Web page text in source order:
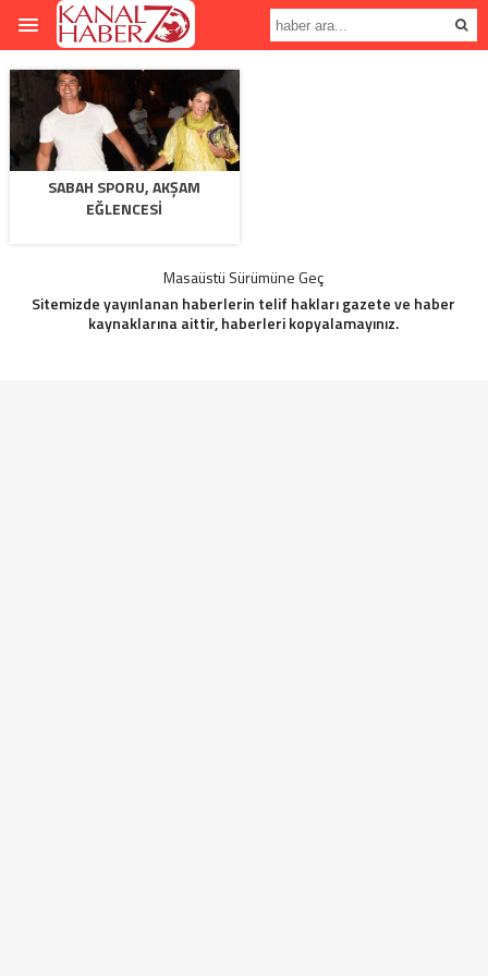
SABAH SPORU, AKŞAM
EĞLENCESI
Masaüstü Sürümüne Geç
Sitemizde yayınlanan haberlerin telif hakları gazete ve haber
kaynaklarına aittir, haberleri kopyalamayınız.